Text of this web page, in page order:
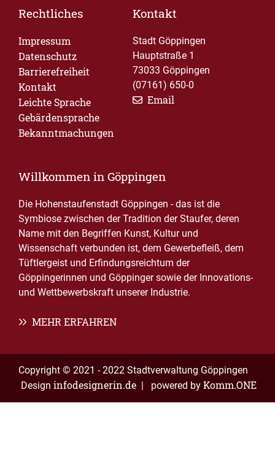
Rechtliches
Impressum
Datenschutz
Barrierefreiheit
Kontakt
Leichte Sprache
Gebärdensprache
Bekanntmachungen
Kontakt
Stadt Göppingen
Hauptstraße 1
73033 Göppingen
(07161) 650-0
Email
Willkommen in Göppingen
Die Hohenstaufenstadt Göppingen - das ist die
Symbiose zwischen der Tradition der Staufer, deren
Name mit den Begriffen Kunst, Kultur und
Wissenschaft verbunden ist, dem Gewerbefleiß, dem
Tüftlergeist und Erfindungsreichtum der
Göppingerinnen und Göppinger sowie der Innovations-
und Wettbewerbskraft unserer Industrie.
MEHR ERFAHREN
Copyright © 2021 - 2022 Stadtverwaltung Göppingen
Design infodesignerin.de | powered by Komm.ONE